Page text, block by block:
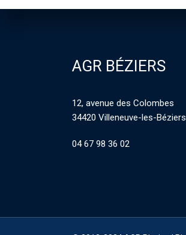
AGR BÉZIERS
12, avenue des Colombes
34420 Villeneuve-les-Béziers
04 67 98 36 02